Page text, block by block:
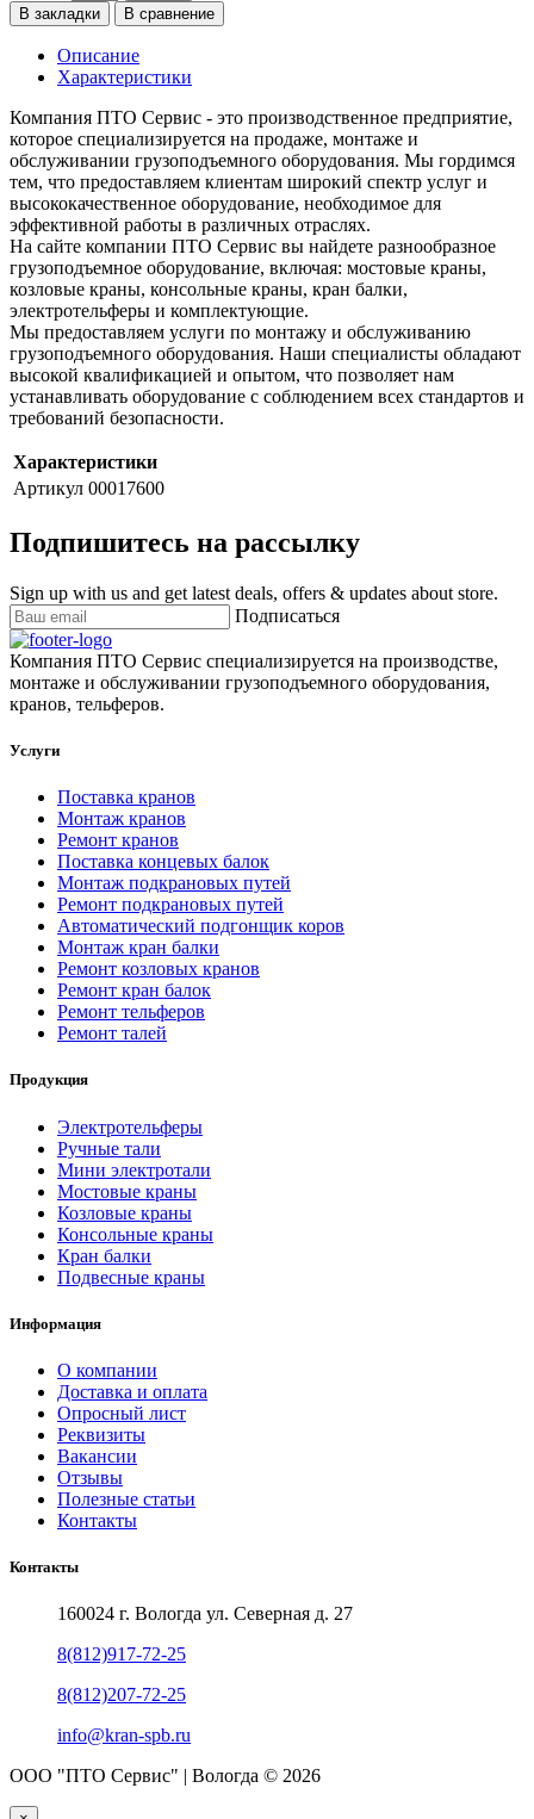
В закладки
В сравнение
Описание
Характеристики
Компания ПТО Сервис - это производственное предприятие,
которое специализируется на продаже, монтаже и
обслуживании грузоподъемного оборудования. Мы гордимся
тем, что предоставляем клиентам широкий спектр услуг и
высококачественное оборудование, необходимое для
эффективной работы в различных отраслях.
На сайте компании ПТО Сервис вы найдете разнообразное
грузоподъемное оборудование, включая: мостовые краны,
козловые краны, консольные краны, кран балки,
электротельферы и комплектующие.
Мы предоставляем услуги по монтажу и обслуживанию
грузоподъемного оборудования. Наши специалисты обладают
высокой квалификацией и опытом, что позволяет нам
устанавливать оборудование с соблюдением всех стандартов и
требований безопасности.
Характеристики
Артикул 00017600
Подпишитесь на рассылку
Sign up with us and get latest deals, offers & updates about store.
Подписаться
Компания ПТО Сервис специализируется на производстве,
монтаже и обслуживании грузоподъемного оборудования,
кранов, тельферов.
Услуги
Поставка кранов
Монтаж кранов
Ремонт кранов
Поставка концевых балок
Монтаж подкрановых путей
Ремонт подкрановых путей
Автоматический подгонщик коров
Монтаж кран балки
Ремонт козловых кранов
Ремонт кран балок
Ремонт тельферов
Ремонт талей
Продукция
Электротельферы
Ручные тали
Мини электротали
Мостовые краны
Козловые краны
Консольные краны
Кран балки
Подвесные краны
Информация
О компании
Доставка и оплата
Опросный лист
Реквизиты
Вакансии
Отзывы
Полезные статьи
Контакты
Контакты
160024 г. Вологда ул. Северная д. 27
8(812)917-72-25
8(812)207-72-25
info@kran-spb.ru
ООО "ПТО Сервис" | Вологда © 2026